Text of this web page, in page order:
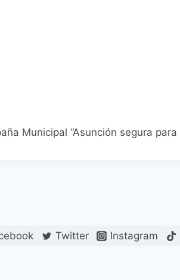
Municipal “Asunción segura para
Twitter Instagram